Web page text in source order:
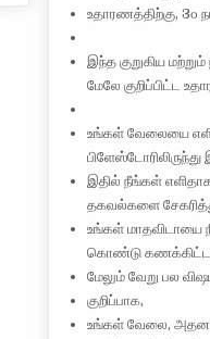
உதாரணத்திற்கு, 3௦
இந்த குறுகிய
மேலே குறிப்பிட்ட
உங்கள் வேலையை
இதில் நீங்கள்
தகவல்களை
உங்கள் மாதவிடாயை
கொண்டு
மேலும் வேறு பல
குறிப்பாக,
உங்கள் வேலை,